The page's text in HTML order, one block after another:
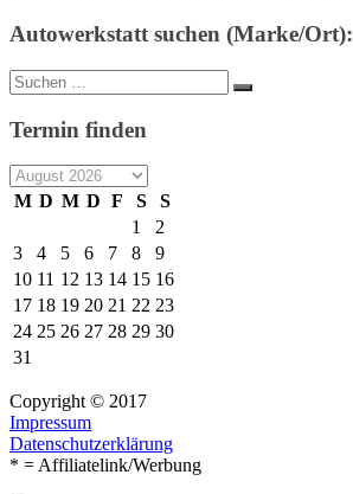
Autowerkstatt suchen (Marke/Ort):
Suche
nach:
Suchen
Termin finden
M D M D F S
S
1
2
3
4 5 6 7 8
9
10 11 12 13 14 15 16
17 18 19 20 21 22 23
24 25 26 27 28 29 30
31
Copyright © 2017
Impressum
Datenschutzerklärung
* = Affiliatelink/Werbung